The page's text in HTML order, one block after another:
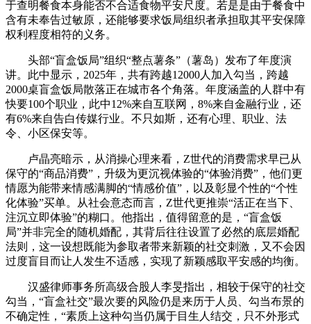
于查明餐食本身能否不合适食物平安尺度。若是是由于餐食中
含有未奉告过敏原，还能够要求饭局组织者承担取其平安保障
权利程度相符的义务。
头部“盲盒饭局”组织“整点薯条”（薯岛）发布了年度演
讲。此中显示，2025年，共有跨越12000人加入勾当，跨越
2000桌盲盒饭局散落正在城市各个角落。年度涵盖的人群中有
快要100个职业，此中12%来自互联网，8%来自金融行业，还
有6%来自告白传媒行业。不只如斯，还有心理、职业、法
令、小区保安等。
卢晶亮暗示，从消操心理来看，Z世代的消费需求早已从
保守的“商品消费”，升级为更沉视体验的“体验消费”，他们更
情愿为能带来情感满脚的“情感价值”，以及彰显个性的“个性
化体验”买单。从社会意态而言，Z世代更推崇“活正在当下、
注沉立即体验”的糊口。他指出，值得留意的是，“盲盒饭
局”并非完全的随机婚配，其背后往往设置了必然的底层婚配
法则，这一设想既能为参取者带来新颖的社交刺激，又不会因
过度盲目而让人发生不适感，实现了新颖感取平安感的均衡。
汉盛律师事务所高级合股人李旻指出，相较于保守的社交
勾当，“盲盒社交”最次要的风险仍是来历于人员、勾当布景的
不确定性，“素质上这种勾当仍属于目生人结交，只不外形式